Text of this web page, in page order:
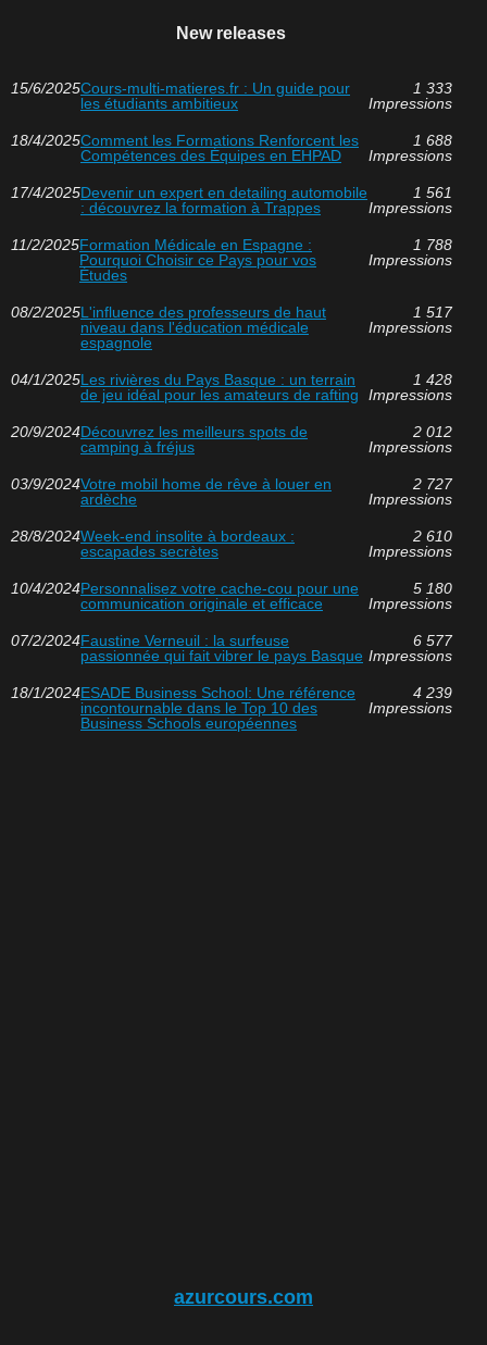
New releases
15/6/2025Cours-multi-matieres.fr : Un guide pour
les étudiants ambitieux
1 333
Impressions
18/4/2025Comment les Formations Renforcent les
Compétences des Équipes en EHPAD
1 688
Impressions
17/4/2025Devenir un expert en detailing automobile
: découvrez la formation à Trappes
1 561
Impressions
11/2/2025Formation Médicale en Espagne :
Pourquoi Choisir ce Pays pour vos
Études
1 788
Impressions
08/2/2025L'influence des professeurs de haut
niveau dans l'éducation médicale
espagnole
1 517
Impressions
04/1/2025Les rivières du Pays Basque : un terrain
de jeu idéal pour les amateurs de rafting
1 428
Impressions
20/9/2024Découvrez les meilleurs spots de
camping à fréjus
2 012
Impressions
03/9/2024Votre mobil home de rêve à louer en
ardèche
2 727
Impressions
28/8/2024Week-end insolite à bordeaux :
escapades secrètes
2 610
Impressions
10/4/2024Personnalisez votre cache-cou pour une
communication originale et efficace
5 180
Impressions
07/2/2024Faustine Verneuil : la surfeuse
passionnée qui fait vibrer le pays Basque
6 577
Impressions
18/1/2024ESADE Business School: Une référence
incontournable dans le Top 10 des
Business Schools européennes
4 239
Impressions
azurcours.com